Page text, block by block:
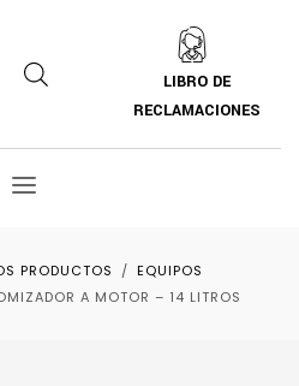
LIBRO DE
RECLAMACIONES
PRODUCTOS
EQUIPOS
A MOTOR – 14 LITROS